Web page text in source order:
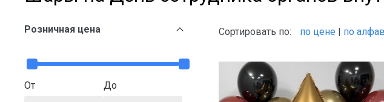
Розничная цена
От До
Сортировать по: по цене по